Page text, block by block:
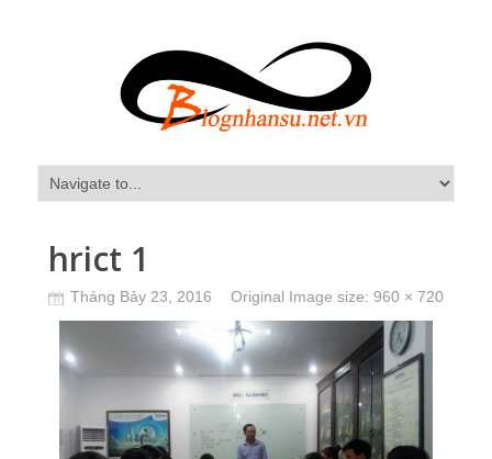
hrict 1
Tháng Bảy 23, 2016 Original Image size: 960 × 720